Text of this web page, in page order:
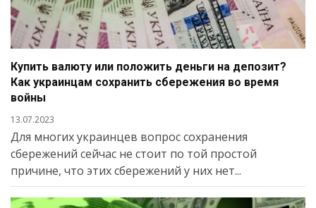
Купить валюту или положить деньги на депозит?
Как украинцам сохранить сбережения во время
войны
13.07.2023
Для многих украинцев вопрос сохранения
сбережений сейчас не стоит по той простой
причине, что этих сбережений у них нет...